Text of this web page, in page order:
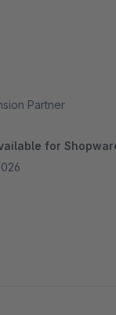
Partner
for